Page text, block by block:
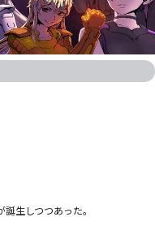
生しつつあった。